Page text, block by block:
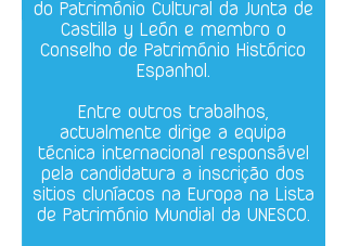
do Património Cultural da Junta de
Castilla y León e membro o
Conselho de Património Histórico
Espanhol.
Entre outros trabalhos,
actualmente dirige a equipa
técnica internacional responsável
pela candidatura a inscrição dos
sitios cluníacos na Europa na Lista
de Património Mundial da UNESCO.